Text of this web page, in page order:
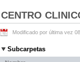
CENTRO
Modificado por última vez
Subcarpetas